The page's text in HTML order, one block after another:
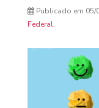
Publicado em 05/
Federal